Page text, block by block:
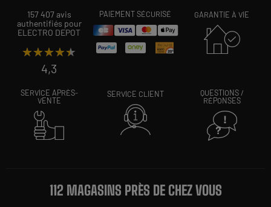
157 407 avis
authentifiés pour
ELECTRO DEPOT
★★★★★
★★★★★
4,3
PAIEMENT SÉCURISÉ GARANTIE À VIE
SERVICE APRÈS-
VENTE
SERVICE CLIENT
QUESTIONS /
RÉPONSES
112 MAGASINS PRÈS DE CHEZ VOUS